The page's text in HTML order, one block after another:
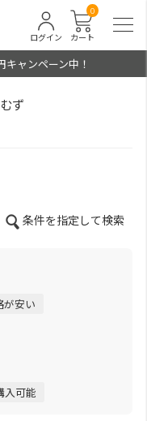
カート
0
ログイン
キャンペーン中！
ず
条件を指定して検索
が安い
入可能